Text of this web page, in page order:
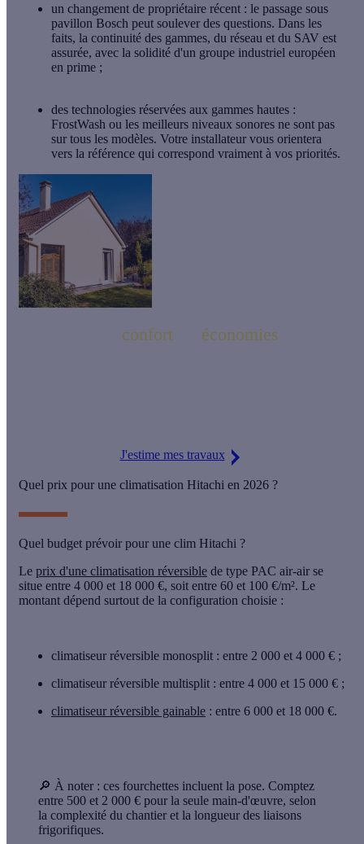
un changement de propriétaire récent : le passage sous
pavillon Bosch peut soulever des questions. Dans les
faits, la continuité des gammes, du réseau et du SAV est
assurée, avec la solidité d'un groupe industriel européen
en prime ;
des technologies réservées aux gammes hautes :
FrostWash ou les meilleurs niveaux sonores ne sont pas
sur tous les modèles. Votre installateur vous orientera
vers la référence qui correspond vraiment à vos priorités.
confort économies
J'estime mes travaux
Quel prix pour une climatisation Hitachi en 2026 ?
Quel budget prévoir pour une clim Hitachi ?
Le prix d'une climatisation réversible de type PAC air-air se
situe entre 4 000 et 18 000 €, soit entre 60 et 100 €/m². Le
montant dépend surtout de la configuration choisie :
climatiseur réversible monosplit : entre 2 000 et 4 000 € ;
climatiseur réversible multisplit : entre 4 000 et 15 000 € ;
climatiseur réversible gainable : entre 6 000 et 18 000 €.
🔎 À noter : ces fourchettes incluent la pose. Comptez
entre 500 et 2 000 € pour la seule main-d'œuvre, selon
la complexité du chantier et la longueur des liaisons
frigorifiques.